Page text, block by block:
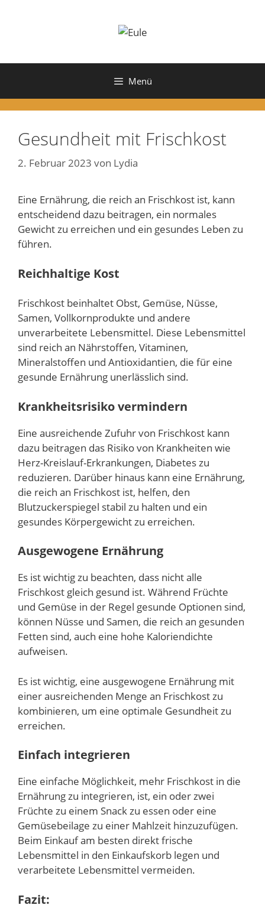
Menü
Gesundheit mit Frischkost
2. Februar 2023 von Lydia
Eine Ernährung, die reich an Frischkost ist, kann
entscheidend dazu beitragen, ein normales
Gewicht zu erreichen und ein gesundes Leben zu
führen.
Reichhaltige Kost
Frischkost beinhaltet Obst, Gemüse, Nüsse,
Samen, Vollkornprodukte und andere
unverarbeitete Lebensmittel. Diese Lebensmittel
sind reich an Nährstoffen, Vitaminen,
Mineralstoffen und Antioxidantien, die für eine
gesunde Ernährung unerlässlich sind.
Krankheitsrisiko vermindern
Eine ausreichende Zufuhr von Frischkost kann
dazu beitragen das Risiko von Krankheiten wie
Herz-Kreislauf-Erkrankungen, Diabetes zu
reduzieren. Darüber hinaus kann eine Ernährung,
die reich an Frischkost ist, helfen, den
Blutzuckerspiegel stabil zu halten und ein
gesundes Körpergewicht zu erreichen.
Ausgewogene Ernährung
Es ist wichtig zu beachten, dass nicht alle
Frischkost gleich gesund ist. Während Früchte
und Gemüse in der Regel gesunde Optionen sind,
können Nüsse und Samen, die reich an gesunden
Fetten sind, auch eine hohe Kaloriendichte
aufweisen.
Es ist wichtig, eine ausgewogene Ernährung mit
einer ausreichenden Menge an Frischkost zu
kombinieren, um eine optimale Gesundheit zu
erreichen.
Einfach integrieren
Eine einfache Möglichkeit, mehr Frischkost in die
Ernährung zu integrieren, ist, ein oder zwei
Früchte zu einem Snack zu essen oder eine
Gemüsebeilage zu einer Mahlzeit hinzuzufügen.
Beim Einkauf am besten direkt frische
Lebensmittel in den Einkaufskorb legen und
verarbeitete Lebensmittel vermeiden.
Fazit: